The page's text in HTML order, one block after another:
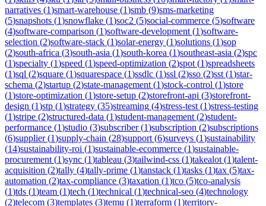
narratives (1)smart-warehouse (1)smb (9)sms-marketing
(5)snapshots (1)snowflake (1)soc2 (5)social-commerce (5)software
(4)software-comparison (1)software-development (1)software-
selection (2)software-stack (1)solar-energy (1)solutions (1)sop
(2)south-africa (3)south-asia (1)south-korea (1)southeast-asia (2)spc
(1)specialty (1)speed (1)speed-optimization (2)spot (1)spreadsheets
(1)sql (2)square (1)squarespace (1)ssdlc (1)ssl (2)sso (2)sst (1)star-
schema (2)startup (2)state-management (1)stock-control (1)store
(1)store-optimization (1)store-setup (2)storefront-api (3)storefront-
design (1)stp (1)strategy (35)streaming (4)stress-test (1)stress-testing
(1)stripe (2)structured-data (1)student-management (2)student-
performance (1)studio (3)subscriber(1)subscription (2)subscriptions
(6)supplier(1)supply-chain (28)support (6)surveys (1)sustainability
(14)sustainability-roi (1)sustainable-ecommerce (1)sustainable-
procurement (1)sync (1)tableau (3)tailwind-css (1)takealot (1)talent-
acquisition (2)tally (4)tally-prime (1)tanstack (1)tasks (1)tax (5)tax-
automation (2)tax-compliance (3)taxation (1)tco (5)tco-analysis
(1)tds (1)team (1)tech (1)technical (1)technical-seo (4)technology
(2)telecom (3)templates (3)temu (1)terraform (1)territory-